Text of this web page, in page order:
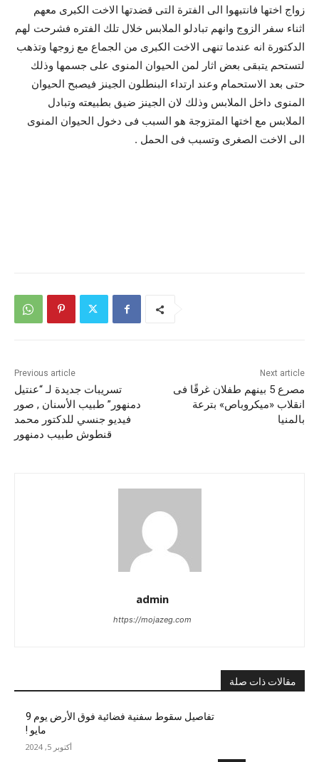
زواج اختها فانتبهوا الى الفترة التى قضدتها الاخت الكبرى معهم
اثناء سفر الزوج وانهم تبادلو الملابس خلال تلك الفتره فشرحت لهم
الدكتورة انه عندما تنهى الاخت الكبرى من الجماع مع زوجها وتذهب
لتستحم يتبقى بعض اثار لمن الحيوان المنوى على جسمها وذلك
حتى بعد الاستحمام وعند ارتداء البنطلون الجينز فيصبح الحيوان
المنوى داخل الملابس وذلك لان الجينز ضيق بطبيعته وتبادل
الملابس مع اختها المتزوجة هو السبب فى دخول الحيوان المنوى
الى الاخت الصغرى وتسبب فى الحمل .
Previous article
تسريبات جديدة لـ “عنتيل
دمنهور” طبيب الأسنان , صور
فيديو جنسي للدكتور محمد
قنطوش طبيب دمنهور
Next article
مصرع 5 بينهم طفلان غرقًا فى
انقلاب «ميكروباص» بترعة
بالمنيا
admin
https://mojazeg.com
مقالات ذات صلة
تفاصيل سقوط سفنية فضائية فوق الأرض يوم 9
مايو !
أكتوبر 5, 2024